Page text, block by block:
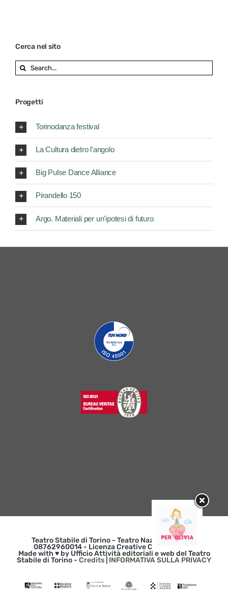
Cerca nel sito
Search
for:
Progetti
Torinodanza festival
La Cultura dietro l'angolo
Big Pulse Dance Alliance
Pirandello 150
Argo. Materiali per un'ipotesi di futuro
Teatro Stabile di Torino - Teatro Nazionale | p. iva
08762960014 - Licenza Creative Commons 3.0
Made with ♥ by Ufficio Attività editoriali e web del Teatro
Stabile di Torino - Credits INFORMATIVA SULLA PRIVACY